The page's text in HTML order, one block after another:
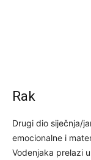
Rak
Drugi dio siječnja/
emocionalne i
Vodenjaka prelazi